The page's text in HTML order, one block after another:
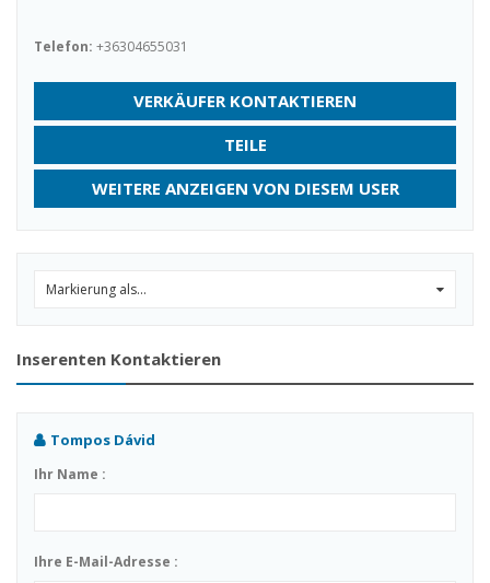
Telefon: +36304655031
VERKÄUFER KONTAKTIEREN
TEILE
WEITERE ANZEIGEN VON DIESEM USER
Markierung als...
Inserenten Kontaktieren
Tompos Dávid
Ihr Name :
Ihre E-Mail-Adresse :